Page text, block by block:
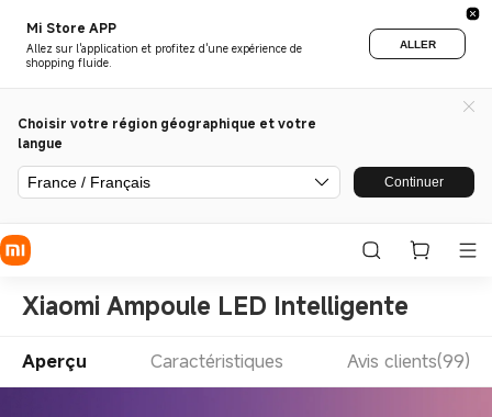
Mi Store APP
Allez sur l'application et profitez d'une expérience de
shopping fluide.
ALLER
Choisir votre région géographique et votre
langue
France / Français Continuer
Xiaomi Ampoule LED Intelligente
Aperçu Caractéristiques Avis clients(99)